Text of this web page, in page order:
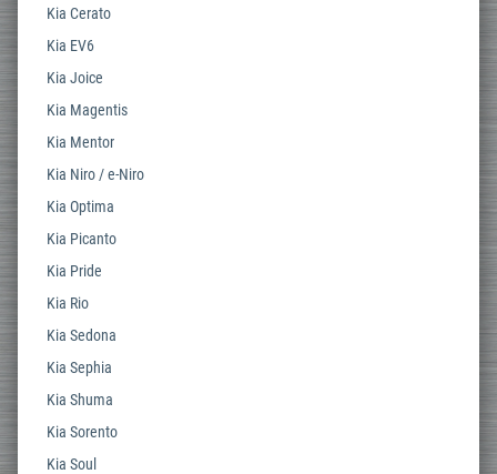
Kia Cerato
Kia EV6
Kia Joice
Kia Magentis
Kia Mentor
Kia Niro / e-Niro
Kia Optima
Kia Picanto
Kia Pride
Kia Rio
Kia Sedona
Kia Sephia
Kia Shuma
Kia Sorento
Kia Soul